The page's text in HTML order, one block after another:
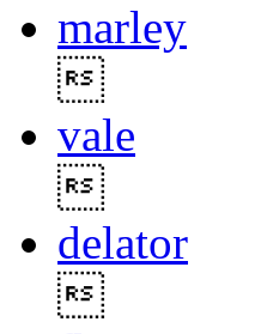
marley
vale
delator